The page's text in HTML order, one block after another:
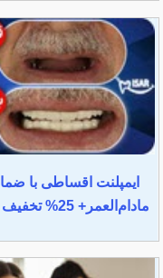
ایمپلنت اقساطی با
مادام‌العمر+ 25% تخفیف ویژه